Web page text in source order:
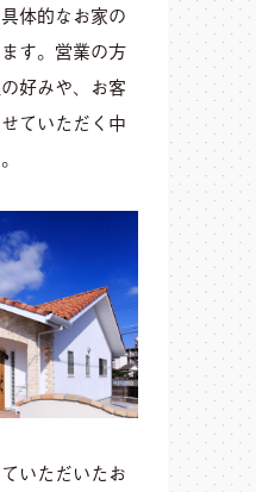
体的なお家の
す。営業の方
好みや、お客
ていただく中
いただいたお